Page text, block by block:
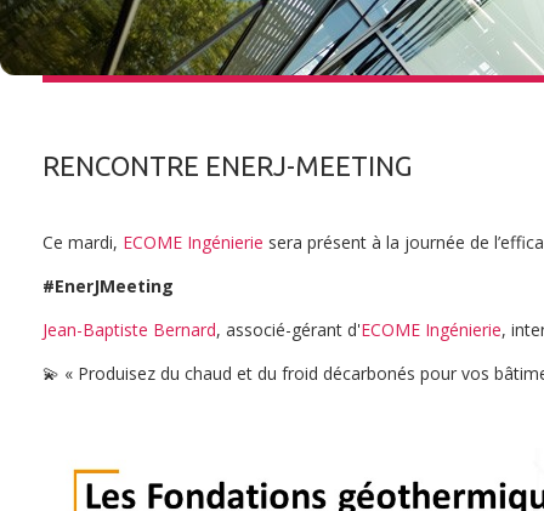
RENCONTRE ENERJ-MEETING
Ce mardi, ECOME Ingénierie sera présent à la journée de
#EnerJMeeting
Jean-Baptiste Bernard, associé-gérant d'ECOME Ingénierie,
💫 « Produisez du chaud et du froid décarbonés pour vos